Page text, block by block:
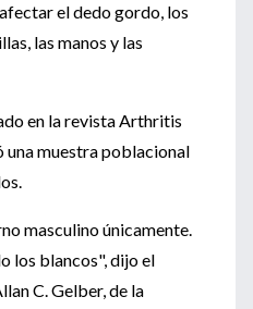
el dedo gordo, los
las manos y las
en la revista Arthritis
una muestra poblacional
masculino únicamente.
los blancos", dijo el
C. Gelber, de la